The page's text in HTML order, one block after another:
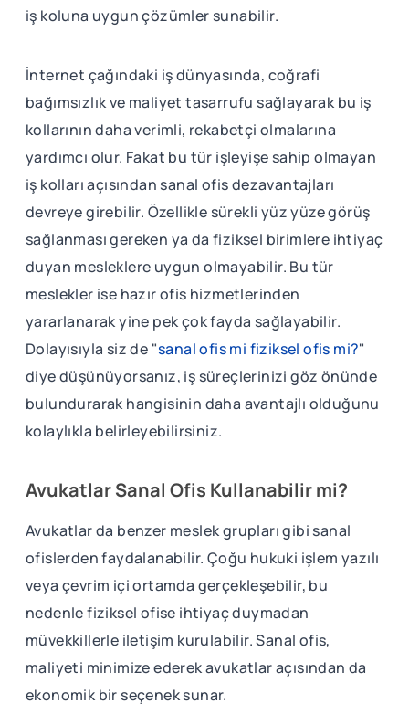
iş koluna uygun çözümler sunabilir.
İnternet çağındaki iş dünyasında, coğrafi
bağımsızlık ve maliyet tasarrufu sağlayarak bu iş
kollarının daha verimli, rekabetçi olmalarına
yardımcı olur. Fakat bu tür işleyişe sahip olmayan
iş kolları açısından sanal ofis dezavantajları
devreye girebilir. Özellikle sürekli yüz yüze görüş
sağlanması gereken ya da fiziksel birimlere ihtiyaç
duyan mesleklere uygun olmayabilir. Bu tür
meslekler ise hazır ofis hizmetlerinden
yararlanarak yine pek çok fayda sağlayabilir.
Dolayısıyla siz de "sanal ofis mi fiziksel ofis mi?"
diye düşünüyorsanız, iş süreçlerinizi göz önünde
bulundurarak hangisinin daha avantajlı olduğunu
kolaylıkla belirleyebilirsiniz.
Avukatlar Sanal Ofis Kullanabilir mi?
Avukatlar da benzer meslek grupları gibi sanal
ofislerden faydalanabilir. Çoğu hukuki işlem yazılı
veya çevrim içi ortamda gerçekleşebilir, bu
nedenle fiziksel ofise ihtiyaç duymadan
müvekkillerle iletişim kurulabilir. Sanal ofis,
maliyeti minimize ederek avukatlar açısından da
ekonomik bir seçenek sunar.